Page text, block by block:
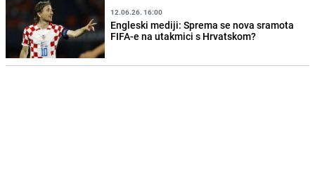
12.06.26. 16:00
Engleski mediji: Sprema se nova sramota
FIFA-e na utakmici s Hrvatskom?